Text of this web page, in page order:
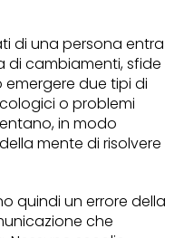
di una persona entra
di cambiamenti, sfide
due tipi di
o problemi
in modo
mente di risolvere
quindi un errore della
che